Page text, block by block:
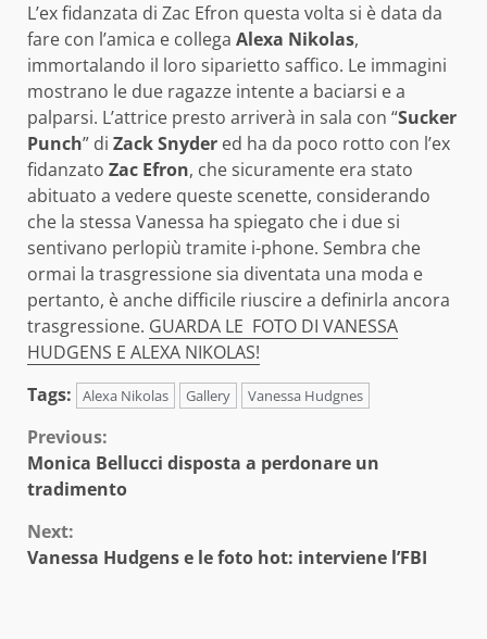
L’ex fidanzata di Zac Efron questa volta si è data da
fare con l’amica e collega Alexa Nikolas,
immortalando il loro siparietto saffico. Le immagini
mostrano le due ragazze intente a baciarsi e a
palparsi. L’attrice presto arriverà in sala con “Sucker
Punch” di Zack Snyder ed ha da poco rotto con l’ex
fidanzato Zac Efron, che sicuramente era stato
abituato a vedere queste scenette, considerando
che la stessa Vanessa ha spiegato che i due si
sentivano perlopiù tramite i-phone. Sembra che
ormai la trasgressione sia diventata una moda e
pertanto, è anche difficile riuscire a definirla ancora
trasgressione. GUARDA LE FOTO DI VANESSA
HUDGENS E ALEXA NIKOLAS!
Tags:
Alexa Nikolas Gallery Vanessa Hudgnes
Continue
Reading
Previous:
Monica Bellucci disposta a perdonare un
tradimento
Next:
Vanessa Hudgens e le foto hot: interviene l’FBI